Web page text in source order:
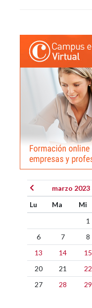
marzo 2023
Lu
Ma Mi
1
6
7 8
13
14 15
20
21 22
27
28 29